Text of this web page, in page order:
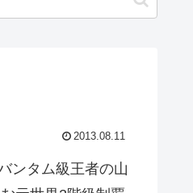
2013.08.11
ンタム級王者の山